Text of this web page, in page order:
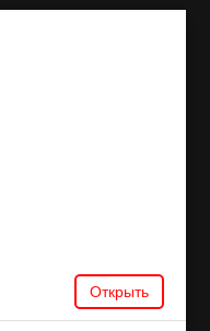
Открыть